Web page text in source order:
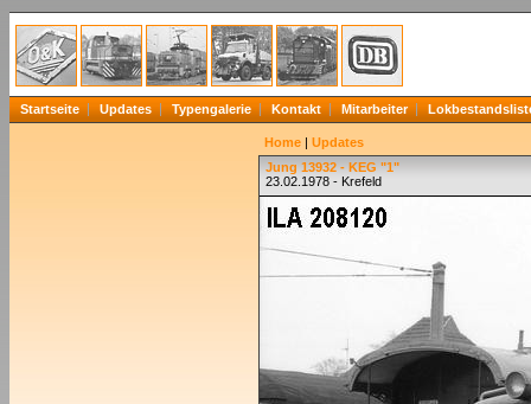
Startseite Updates Typengalerie Kontakt Mitarbeiter
Home | Updates
Jung 13932 - KEG "1"
23.02.1978 - Krefeld